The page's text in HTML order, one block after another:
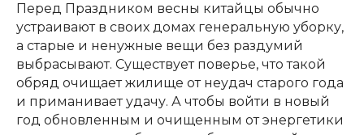
Перед Праздником весны китайцы обычно
устраивают в своих домах генеральную уборку,
а старые и ненужные вещи без раздумий
выбрасывают. Существует поверье, что такой
обряд очищает жилище от неудач старого года
и приманивает удачу. А чтобы войти в новый
год обновленным и очищенным от энергетики